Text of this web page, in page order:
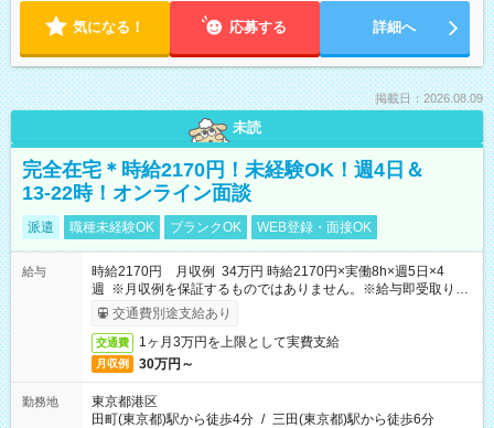
気になる！ 応募する 詳細へ
掲載日：2026.08.09
未読
完全在宅＊時給2170円！未経験OK！週4日＆
13-22時！オンライン面談
派遣 職種未経験OK ブランクOK WEB登録・面接OK
給与
時給2170円 月収例 34万円 時給2170円×実働8h×週5日×4
週 ※月収例を保証するものではありません。※給与即受取りサ
ービス利用可（利用条件有）
交通費別途支給あり
交通費 1ヶ月3万円を上限として実費支給
月収例 30万円～
勤務地
東京都港区
田町(東京都)駅から徒歩4分 / 三田(東京都)駅から徒歩6分